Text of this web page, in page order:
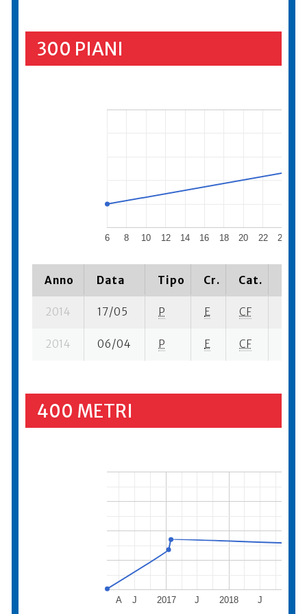
300 PIANI
6 8 10 12 14 16 18 20 22 24
Anno Data Tipo Cr. Cat.
2014 17/05 P E CF
2014 06/04 P E CF
400 METRI
2017 2018
A J J J